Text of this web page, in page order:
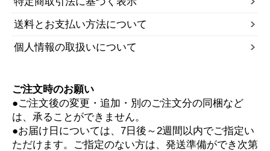
送料とお支払い方法について
個人情報の取扱いについて
ご注文時のお願い
●ご注文後の変更・追加・別のご注文分の同梱など
は、承ることができません。
●お届け日については、7日後～2週間以内でご指定い
ただけます。ご指定のない方は、発送準備ができ次第